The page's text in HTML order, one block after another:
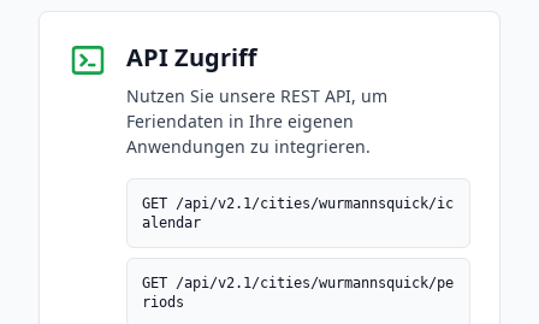
API Zugriff
Nutzen Sie unsere REST API, um
Feriendaten in Ihre eigenen
Anwendungen zu integrieren.
GET /api/v2.1/cities/wurmannsquick/ic
alendar
GET /api/v2.1/cities/wurmannsquick/pe
riods